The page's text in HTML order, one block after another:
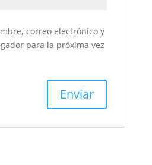
correo electrónico y
para la próxima vez